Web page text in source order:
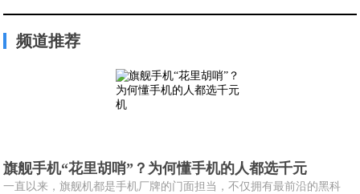
频道推荐
旗舰手机“花里胡哨”？为何懂手机的人都选千元
一直以来，旗舰机都是手机厂牌的门面担当，不仅拥有最前沿的黑科